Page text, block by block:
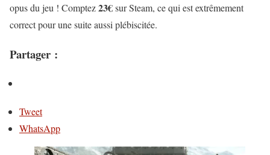
opus du jeu ! Comptez23€sur Steam, ce qui est extrêmement
correct pour une suite aussi plébiscitée.
Partager :
Tweet
WhatsApp